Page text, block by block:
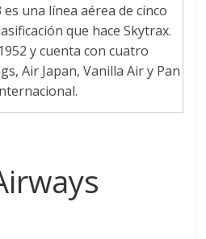
una línea aérea de cinco
que hace Skytrax.
y cuenta con cuatro
Air Japan, Vanilla Air y Pan